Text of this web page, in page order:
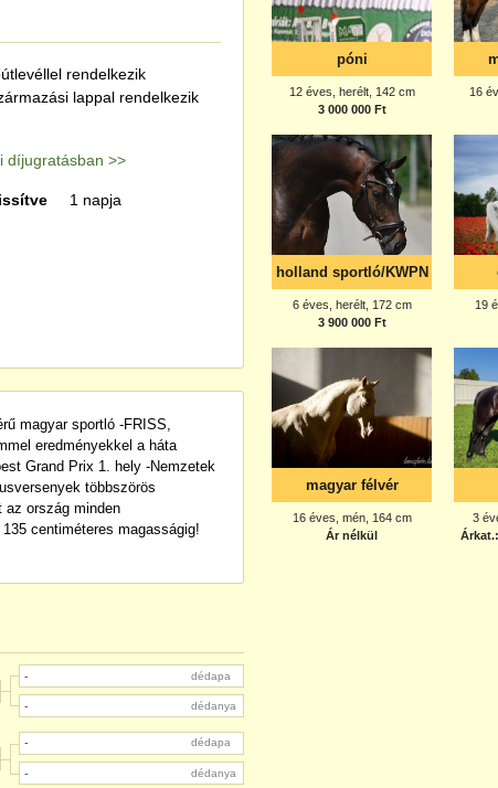
rendelkezik
lappal rendelkezik
díjugratásban >>
1 napja
magyar sportló -FRISS,
eredményekkel a háta
Grand Prix 1. hely -Nemzetek
többszörös
az ország minden
centiméteres magasságig!
- dédapa
- dédanya
- dédapa
- dédanya